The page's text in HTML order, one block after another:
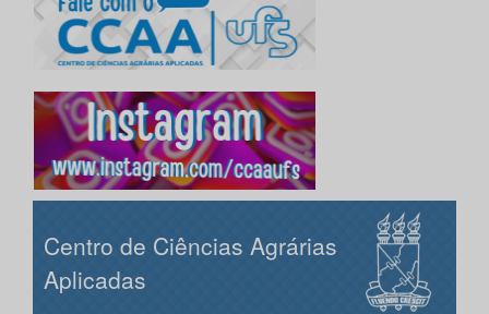
Centro de Ciências Agrárias
Aplicadas